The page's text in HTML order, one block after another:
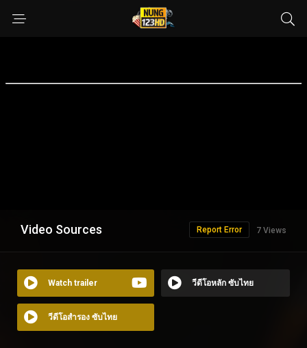
Video Sources 7 Views
Report Error
Watch trailer วีดีโอหลัก ซับไทย
วีดีโอสำรอง ซับไทย